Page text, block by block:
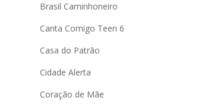
Brasil Caminhoneiro
Canta Comigo Teen 6
Casa do Patrão
Cidade Alerta
Coração de Mãe